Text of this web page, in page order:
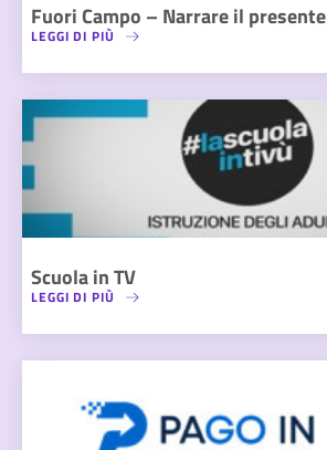
Fuori Campo – Narrare il presente
LEGGI DI PIÙ
Scuola in TV
LEGGI DI PIÙ